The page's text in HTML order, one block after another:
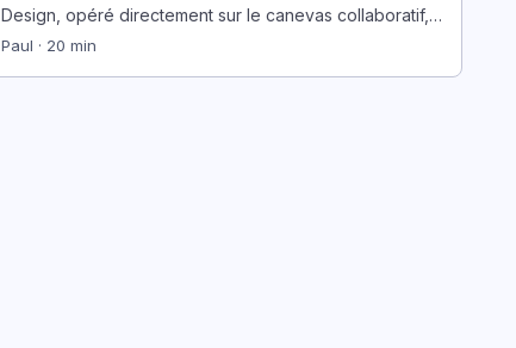
Design, opéré directement sur le canevas collaboratif,
sans bascule…
Paul · 20 min